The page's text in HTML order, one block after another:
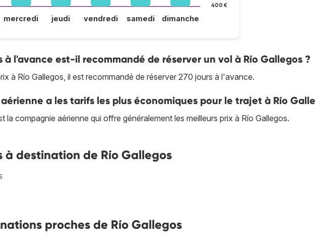
400 €
mercredi jeudi vendredi samedi dimanche
à l'avance est-il recommandé de réserver un vol à Río Gallegos ?
à Río Gallegos, il est recommandé de réserver 270 jours à l'avance.
a les tarifs les plus économiques pour le trajet à Río
la compagnie aérienne qui offre généralement les meilleurs prix à Río Gallegos.
à destination de Río Gallegos
proches de Río Gallegos